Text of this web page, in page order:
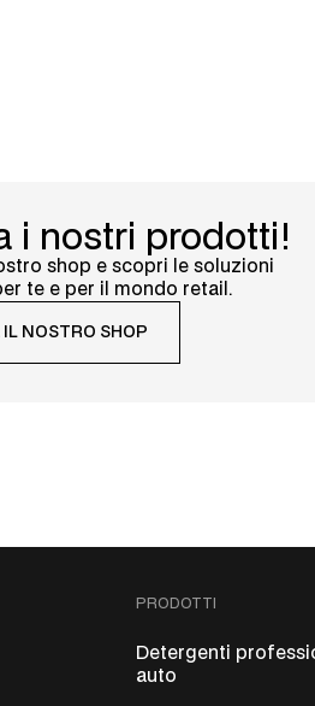
i nostri prodotti!
shop e scopri le soluzioni
te e per il mondo retail.
IL NOSTRO SHOP
PRODOTTI
Detergenti
auto